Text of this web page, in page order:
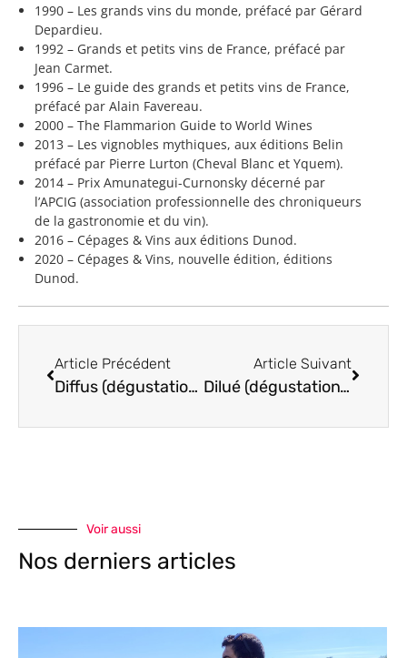
1990 – Les grands vins du monde, préfacé par Gérard
Depardieu.
1992 – Grands et petits vins de France, préfacé par
Jean Carmet.
1996 – Le guide des grands et petits vins de France,
préfacé par Alain Favereau.
2000 – The Flammarion Guide to World Wines
2013 – Les vignobles mythiques, aux éditions Belin
préfacé par Pierre Lurton (Cheval Blanc et Yquem).
2014 – Prix Amunategui-Curnonsky décerné par
l’APCIG (association professionnelle des chroniqueurs
de la gastronomie et du vin).
2016 – Cépages & Vins aux éditions Dunod.
2020 – Cépages & Vins, nouvelle édition, éditions
Dunod.
Article Précédent
Diffus (dégustation) défaut
Article Suivant
Dilué (dégustation) défaut
Voir aussi
Nos derniers articles